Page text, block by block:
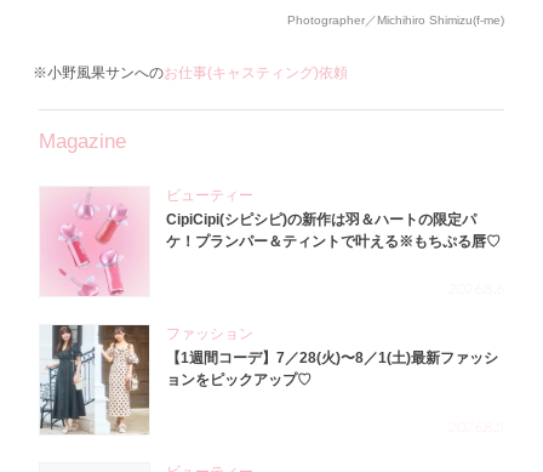
Photographer／Michihiro Shimizu(f-me)
※小野風果サンへのお仕事(キャスティング)依頼
Magazine
ビューティー
CipiCipi(シピシピ)の新作は羽＆ハートの限定パ
ケ！プランパー＆ティントで叶える※もちぷる唇♡
ファッション
【1週間コーデ】7／28(火)〜8／1(土)最新ファッシ
ョンをピックアップ♡